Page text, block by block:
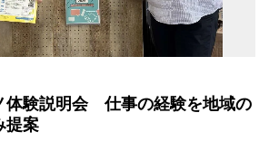
体験説明会 仕事の経験を地域の
提案